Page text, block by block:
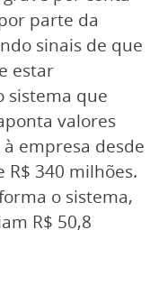
parte da
sinais de que
estar
sistema que
valores
empresa desde
R$ 340 milhões.
o sistema,
R$ 50,8